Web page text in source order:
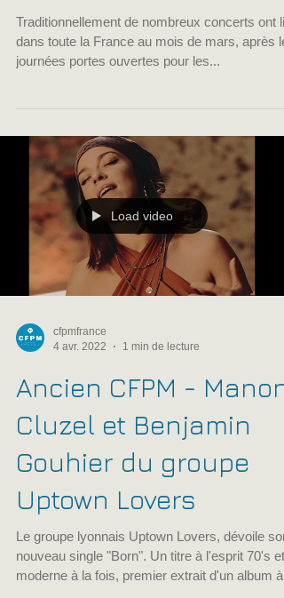
CFPM
Traditionnellement de nombreux concerts ont
dans toute la France au mois de mars, après
Load video
4 avr. 2022
1 min de lecture
Ancien CFPM - Manon
Cluzel et Benjamin
Gouhier du groupe
Uptown Lovers
Le groupe lyonnais Uptown Lovers, dévoile son
nouveau single "Born". Un titre à l'esprit 70's et